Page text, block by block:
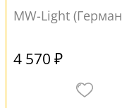
MW-Light
4 570 ₽